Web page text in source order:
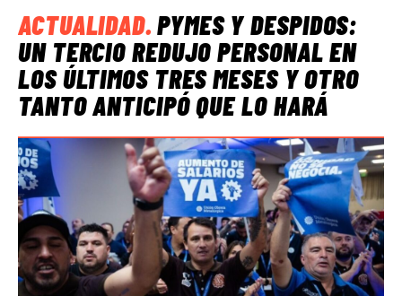
ACTUALIDAD.PYMES Y DESPIDOS:
UN TERCIO REDUJO PERSONAL EN
LOS ÚLTIMOS TRES MESES Y OTRO
TANTO ANTICIPÓ QUE LO HARÁ